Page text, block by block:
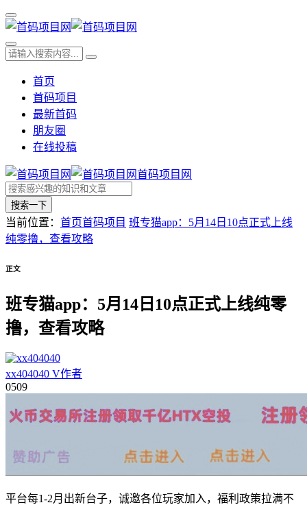
首页
首码项目
最新首码
朋友圈
在线投稿
首码项目网
搜索一下
当前位置： 首页首码项目 班专猫app：5月14日10点正式上线
纯零撸，查看攻略
正文
班专猫app：5月14日10点正式上线纯零
撸，查看攻略
xx404040 V作者
0509
平台每1-2月出新台子，诚邀各位玩家加入，福利政策拉满不